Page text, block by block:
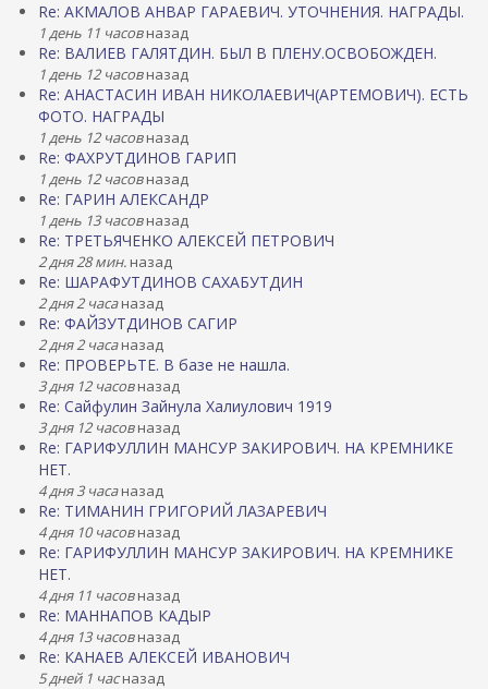
Re: АКМАЛОВ АНВАР ГАРАЕВИЧ. УТОЧНЕНИЯ. НАГРАДЫ.
1 день 11 часовназад
Re: ВАЛИЕВ ГАЛЯТДИН. БЫЛ В ПЛЕНУ.ОСВОБОЖДЕН.
1 день 12 часовназад
Re: АНАСТАСИН ИВАН НИКОЛАЕВИЧ(АРТЕМОВИЧ). ЕСТЬ
ФОТО. НАГРАДЫ
1 день 12 часовназад
Re: ФАХРУТДИНОВ ГАРИП
1 день 12 часовназад
Re: ГАРИН АЛЕКСАНДР
1 день 13 часовназад
Re: ТРЕТЬЯЧЕНКО АЛЕКСЕЙ ПЕТРОВИЧ
2 дня 28 мин. назад
Re: ШАРАФУТДИНОВ САХАБУТДИН
2 дня 2 часаназад
Re: ФАЙЗУТДИНОВ САГИР
2 дня 2 часаназад
Re: ПРОВЕРЬТЕ. В базе не нашла.
3 дня 12 часовназад
Re: Сайфулин Зайнула Халиулович 1919
3 дня 12 часовназад
Re: ГАРИФУЛЛИН МАНСУР ЗАКИРОВИЧ. НА КРЕМНИКЕ
НЕТ.
4 дня 3 часаназад
Re: ТИМАНИН ГРИГОРИЙ ЛАЗАРЕВИЧ
4 дня 10 часовназад
Re: ГАРИФУЛЛИН МАНСУР ЗАКИРОВИЧ. НА КРЕМНИКЕ
НЕТ.
4 дня 11 часовназад
Re: МАННАПОВ КАДЫР
4 дня 13 часовназад
Re: КАНАЕВ АЛЕКСЕЙ ИВАНОВИЧ
5 дней 1 часназад